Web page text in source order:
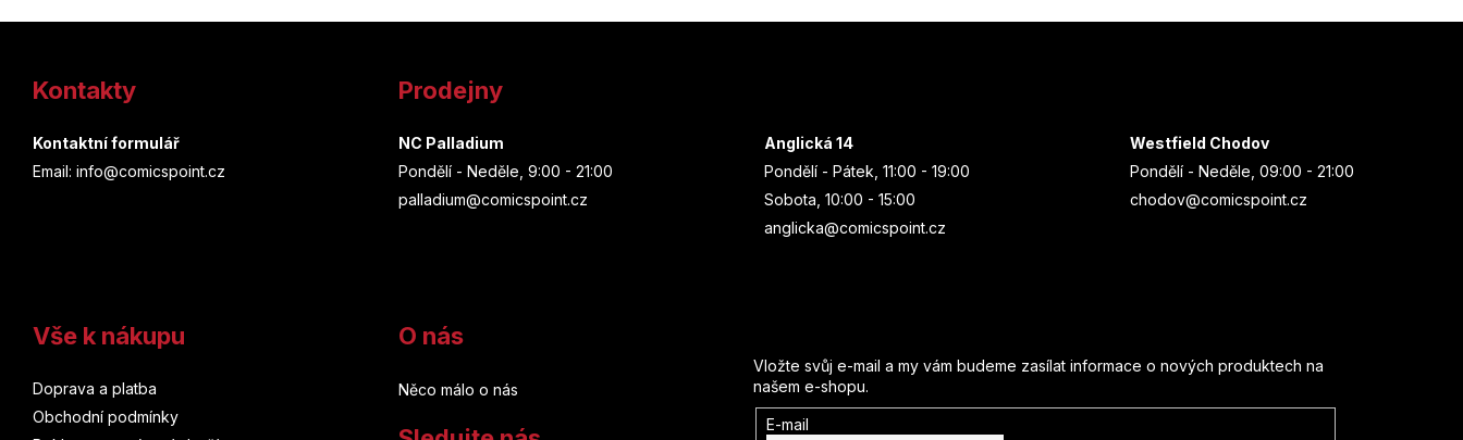
Kontakty
Kontaktní formulář
Email: info@comicspoint.cz
Prodejny
NC Palladium
Pondělí - Neděle, 9:00 - 21:00
palladium@comicspoint.cz
Anglická 14
Pondělí - Pátek, 11:00 - 19:00
Sobota, 10:00 - 15:00
anglicka@comicspoint.cz
Westfield Chodov
Pondělí - Neděle, 09:00 - 21:00
chodov@comicspoint.cz
Vše k nákupu
Doprava a platba
Obchodní podmínky
O nás
Něco málo o nás
Vložte svůj e-mail a my vám budeme zasílat informace o nových produktech na
našem e-shopu.
E-mail